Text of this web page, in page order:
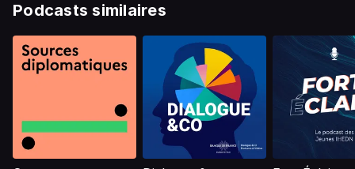
Podcasts similaires